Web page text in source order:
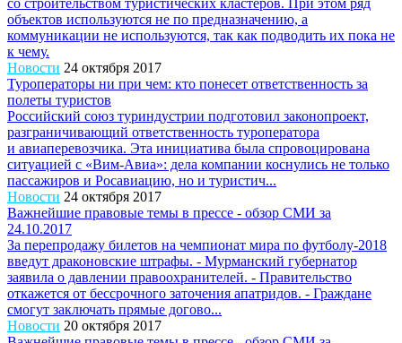
со строительством туристических кластеров. При этом ряд
объектов используются не по предназначению, а
коммуникации не используются, так как подводить их пока не
к чему.
Новости 24 октября 2017
Туроператоры ни при чем: кто понесет ответственность за
полеты туристов
Российский союз туриндустрии подготовил законопроект,
разграничивающий ответственность туроператора
и авиаперевозчика. Эта инициатива была спровоцирована
ситуацией с «Вим-Авиа»: дела компании коснулись не только
пассажиров и Росавиацию, но и туристич...
Новости 24 октября 2017
Важнейшие правовые темы в прессе - обзор СМИ за
24.10.2017
За перепродажу билетов на чемпионат мира по футболу-2018
введут драконовские штрафы. - Мурманский губернатор
заявила о давлении правоохранителей. - Правительство
откажется от бессрочного заточения апатридов. - Граждане
смогут заключать прямые догово...
Новости 20 октября 2017